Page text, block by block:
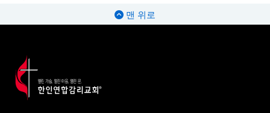
맨 위로